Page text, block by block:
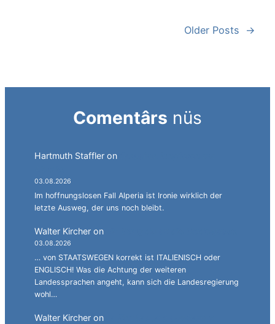
Older Posts →
Comentârs nüs
Hartmuth Staffler on
03.08.2026
Im hoffnungslosen Fall Alperia ist Ironie wirklich der
letzte Ausweg, der uns noch bleibt.
Walter Kircher on
03.08.2026
… von STAATSWEGEN korrekt ist ITALIENISCH oder
ENGLISCH! Was die Achtung der weiteren
Landessprachen angeht, kann sich die Landesregierung
wohl…
Walter Kircher on